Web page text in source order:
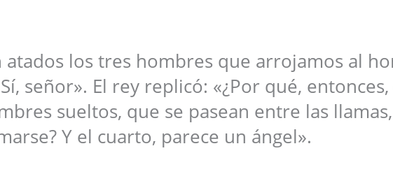
atados los tres hombres que arrojamos al
señor». El rey replicó: «¿Por qué,
sueltos, que se pasean entre las
Y el cuarto, parece un ángel».